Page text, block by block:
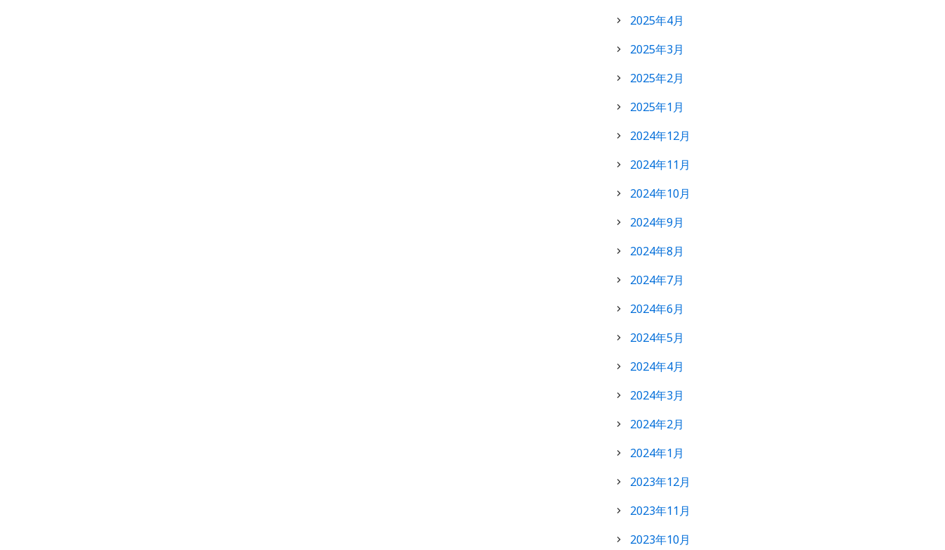
2025年4月
2025年3月
2025年2月
2025年1月
2024年12月
2024年11月
2024年10月
2024年9月
2024年8月
2024年7月
2024年6月
2024年5月
2024年4月
2024年3月
2024年2月
2024年1月
2023年12月
2023年11月
2023年10月